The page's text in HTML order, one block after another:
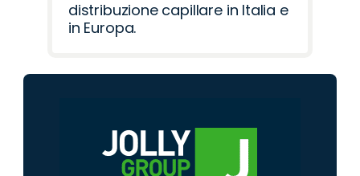
distribuzione capillare in Italia e
in Europa.